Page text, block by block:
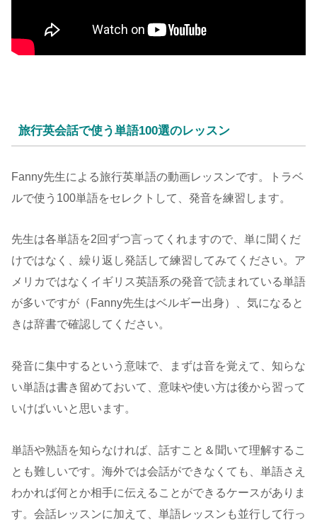
旅行英会話で使う単語100選のレッスン
Fanny先生による旅行英単語の動画レッスンです。トラベ
ルで使う100単語をセレクトして、発音を練習します。
先生は各単語を2回ずつ言ってくれますので、単に聞くだ
けではなく、繰り返し発話して練習してみてください。ア
メリカではなくイギリス英語系の発音で読まれている単語
が多いですが（Fanny先生はベルギー出身）、気になると
きは辞書で確認してください。
発音に集中するという意味で、まずは音を覚えて、知らな
い単語は書き留めておいて、意味や使い方は後から習って
いけばいいと思います。
単語や熟語を知らなければ、話すこと＆聞いて理解するこ
とも難しいです。海外では会話ができなくても、単語さえ
わかれば何とか相手に伝えることができるケースがありま
す。会話レッスンに加えて、単語レッスンも並行して行っ